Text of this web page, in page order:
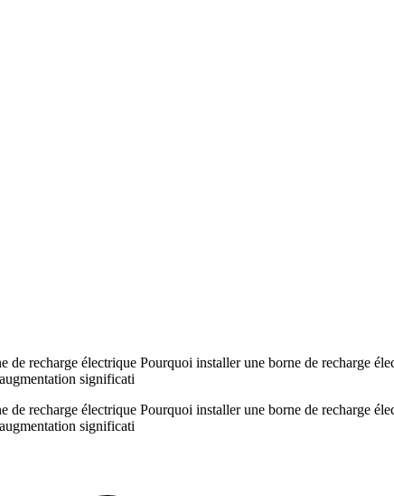
de recharge électrique Pourquoi installer une borne de recharge
significati
de recharge électrique Pourquoi installer une borne de recharge
significati